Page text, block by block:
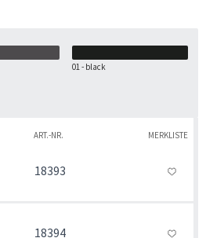
01 - black
ART.-NR.
18393
MERKLISTE
18394